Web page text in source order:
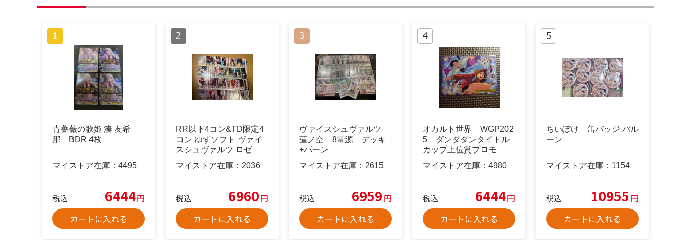
青薔薇の歌姫 湊 友希
那 BDR 4枚
マイストア在庫： 4495
税込 6444円
カートに入れる
RR以下4コン&TD限定4
コン ゆずソフト ヴァイ
スシュヴァルツ ロゼ
マイストア在庫： 2036
税込 6960円
カートに入れる
ヴァイスシュヴァルツ
蓮ノ空 8電源 デッキ
+パーン
マイストア在庫： 2615
税込 6959円
カートに入れる
オカルト世界 WGP202
5 ダンダダンタイトル
カップ上位賞プロモ
マイストア在庫： 4980
税込 6444円
カートに入れる
ちいぽけ 缶バッジ バル
ーン
マイストア在庫： 1154
税込 10955 円
カートに入れる